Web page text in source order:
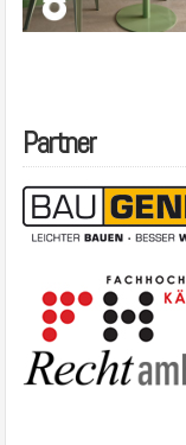
Partner